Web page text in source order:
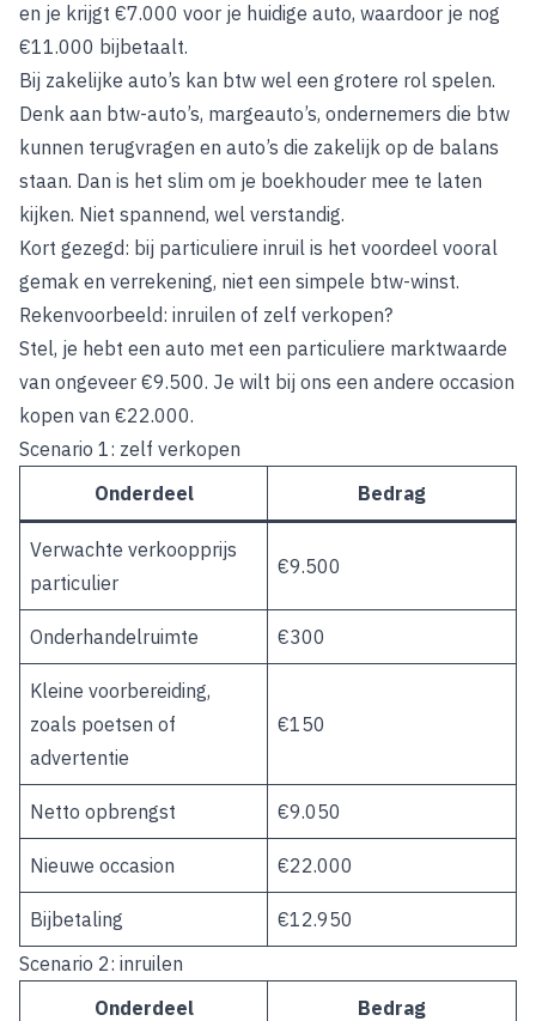
en je krijgt €7.000 voor je huidige auto, waardoor je nog
€11.000 bijbetaalt.
Bij zakelijke auto’s kan btw wel een grotere rol spelen.
Denk aan btw-auto’s, margeauto’s, ondernemers die btw
kunnen terugvragen en auto’s die zakelijk op de balans
staan. Dan is het slim om je boekhouder mee te laten
kijken. Niet spannend, wel verstandig.
Kort gezegd: bij particuliere inruil is het voordeel vooral
gemak en verrekening, niet een simpele btw-winst.
Rekenvoorbeeld: inruilen of zelf verkopen?
Stel, je hebt een auto met een particuliere marktwaarde
van ongeveer €9.500. Je wilt bij ons een andere occasion
kopen van €22.000.
Scenario 1: zelf verkopen
Onderdeel
Bedrag
Verwachte verkoopprijs
particulier
€9.500
Onderhandelruimte €300
Kleine voorbereiding,
zoals poetsen of
advertentie
€150
Netto opbrengst €9.050
Nieuwe occasion €22.000
Bijbetaling
€12.950
Scenario 2: inruilen
Onderdeel
Bedrag